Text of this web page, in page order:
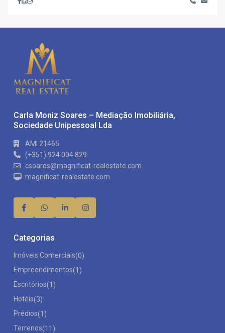
Carla Moniz Soares – Mediação Imobiliária,
Sociedade Unipessoal Lda
AMI 21465
(+351) 924 004 829
csoares@magnificat-realestate.com
magnificat-realestate.com
Categorias
Imóveis Comerciais(0)
Empreendimentos(1)
Escritórios(1)
Hotéis(3)
Prédios(1)
Terrenos(11)